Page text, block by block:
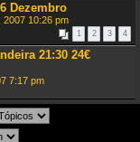
Dezembro
2007 10:26 pm
1 2 3 4
21:30 24€
7:17 pm